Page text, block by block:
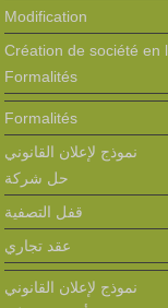
Modification
Création de société en
Formalités
Formalités
نموذج لإعلان القانوني
حل شركة
قفل التصفية
عقد تجاري
نموذج لإعلان القانوني